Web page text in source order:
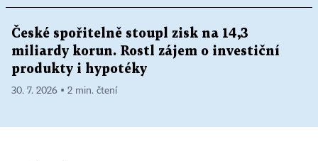
České spořitelně stoupl zisk na 14,3
miliardy korun. Rostl zájem o investiční
produkty i hypotéky
30. 7. 2026 ▪ 2 min. čtení